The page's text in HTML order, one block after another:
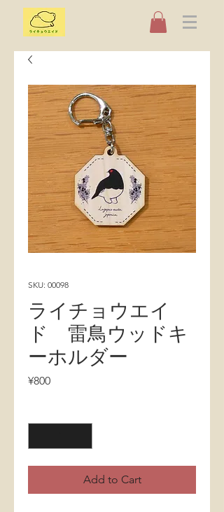
SKU: 00098
ライチョウエイ
ド 雷鳥ウッドキ
ーホルダー
¥800Price
Add to Cart